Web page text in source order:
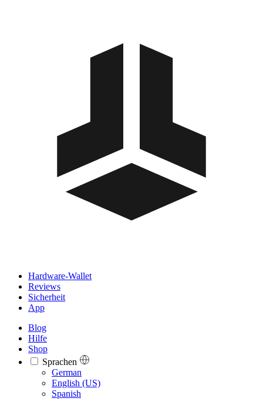
Hardware-Wallet
Reviews
Sicherheit
App
Blog
Hilfe
Shop
Sprachen
Languages
German
English (US)
Spanish